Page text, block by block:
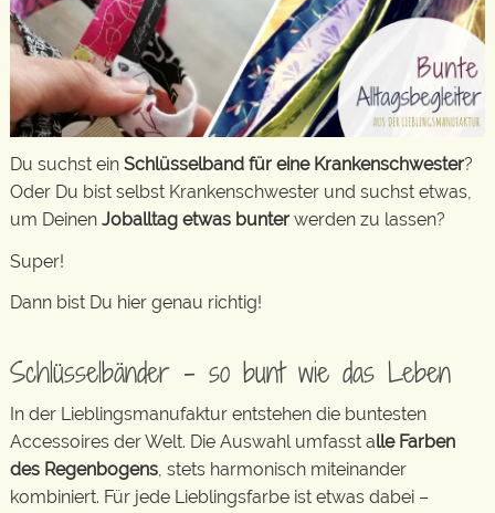
Du suchst ein Schlüsselband für eine Krankenschwester?
Oder Du bist selbst Krankenschwester und suchst etwas,
um Deinen Joballtag etwas bunter werden zu lassen?
Super!
Dann bist Du hier genau richtig!
Schlüsselbänder – so bunt wie das Leben
In der Lieblingsmanufaktur entstehen die buntesten
Accessoires der Welt. Die Auswahl umfasst alle Farben
des Regenbogens, stets harmonisch miteinander
kombiniert. Für jede Lieblingsfarbe ist etwas dabei –